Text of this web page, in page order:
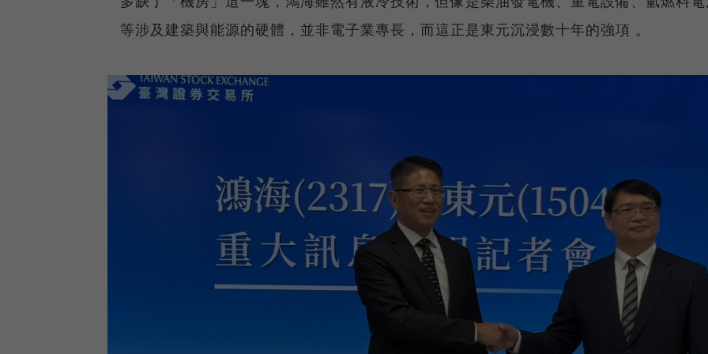
等涉及建築與能源的硬體，並非電子業專長，而這正是東元沉浸數十年的強項 。